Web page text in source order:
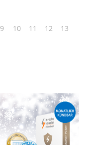
9 10 11 12
13